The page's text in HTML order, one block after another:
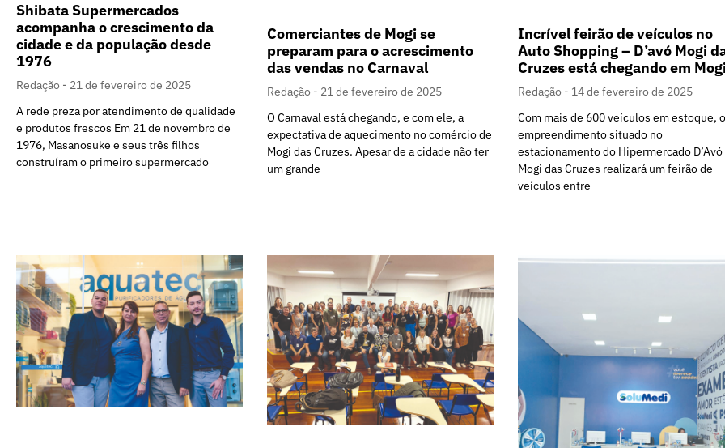
Shibata Supermercados
acompanha o crescimento da
cidade e da população desde
1976
Redação
21 de fevereiro de 2025
A rede preza por atendimento de qualidade
e produtos frescos Em 21 de novembro de
1976, Masanosuke e seus três filhos
construíram o primeiro supermercado
Comerciantes de Mogi se
preparam para o acrescimento
das vendas no Carnaval
Redação
21 de fevereiro de 2025
O Carnaval está chegando, e com ele, a
expectativa de aquecimento no comércio de
Mogi das Cruzes. Apesar de a cidade não ter
um grande
Incrível feirão de veículos no
Auto Shopping – D’avó Mogi
Cruzes está chegando em
Redação
14 de fevereiro de 2025
Com mais de 600 veículos em estoque, o
empreendimento situado no
estacionamento do Hipermercado D’Avó
Mogi das Cruzes realizará um feirão de
veículos entre